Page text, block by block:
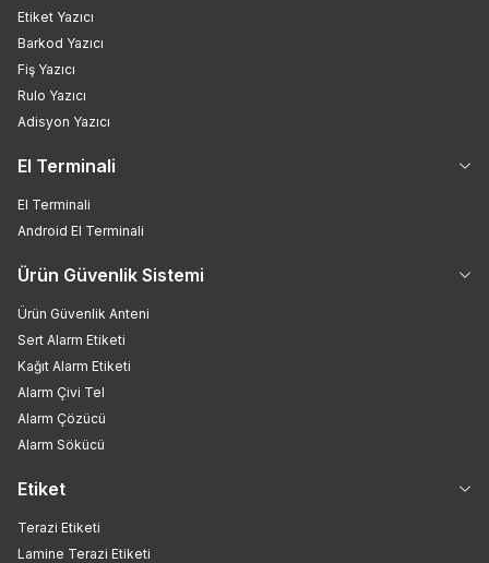
Etiket Yazıcı
Barkod Yazıcı
Fiş Yazıcı
Rulo Yazıcı
Adisyon Yazıcı
El Terminali
El Terminali
Android El Terminali
Ürün Güvenlik Sistemi
Ürün Güvenlik Anteni
Sert Alarm Etiketi
Kağıt Alarm Etiketi
Alarm Çivi Tel
Alarm Çözücü
Alarm Sökücü
Etiket
Terazi Etiketi
Lamine Terazi Etiketi